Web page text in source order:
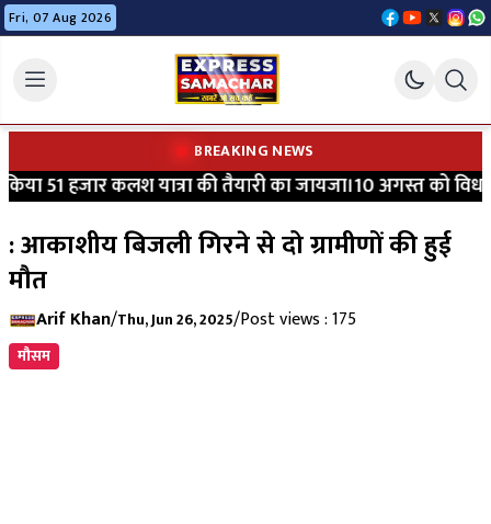
Fri, 07 Aug 2026
BREAKING NEWS
51 हजार कलश यात्रा की तैयारी का जायजा।10 अगस्त को
: आकाशीय बिजली गिरने से दो ग्रामीणों की हुई
मौत
Arif Khan/Thu, Jun 26, 2025/Post views : 175
मौसम